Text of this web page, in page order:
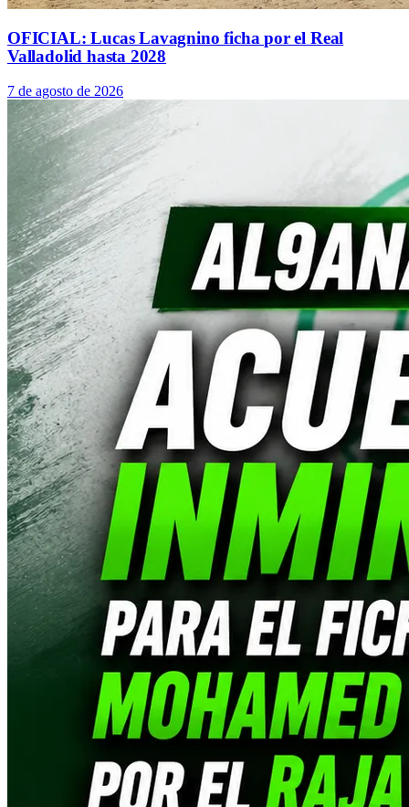
OFICIAL: Lucas Lavagnino ficha por el Real
Valladolid hasta 2028
7 de agosto de 2026